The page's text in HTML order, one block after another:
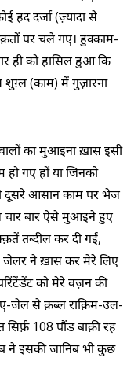
हद दर्जा (ज़्यादा से
पर चले गए। हुक्काम-
ही को हासिल हुआ कि
(काम) में गुज़ारना
का मुआइना ख़ास इसी
गए हों या जिनको
दूसरे आसान काम पर भेज
चार बार ऐसे मुआइने हुए
तब्दील कर दी गईं,
जेलर ने ख़ास कर मेरे लिए
को मेरे वज़न की
ए-जेल से क़ब्ल राक़िम-उल-
108 पौंड बाक़ी रह
ने इसकी जानिब भी कुछ